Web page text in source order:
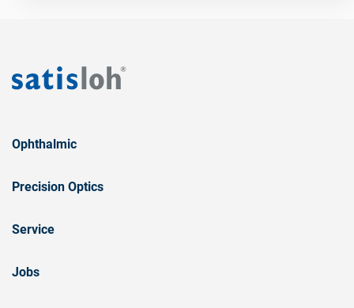
Ophthalmic
Precision Optics
Service
Jobs